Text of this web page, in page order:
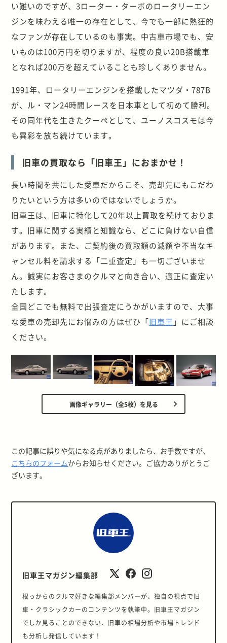
い難いのですが、3ローター・ターボのロータリーエン
ジンを味わえる唯一の存在として、今でも一部に熱狂的
なファンが存在しているのも事実。中古車市場でも、安
いものは100万円を切りますが、程度の良い20B搭載車
となれば200万を超えていることも珍しくありません。
1991年、ロータリーエンジンを搭載したマツダ・787B
が、ル・マン24時間レースを日本車として初めて勝利。
その同年代を生きたクーペとして、ユーノスコスモは今
も異彩を放ち続けています。
旧車の買取なら「旧車王」におまかせ！
長い時間を共にした愛車だからこそ、売却先にもこだわ
りたいという方は多いのではないでしょうか。
旧車王は、旧車に特化して20年以上買取を続けておりま
す。旧車に関する実績と知識なら、どこに負けない自信
があります。また、ご契約後の買取額の減額や不当なキ
ャンセル料を請求する「二重査定」も一切ございませ
ん。誠実にお客さまのクルマと向き合い、適正に査定い
たします。
全国どこでも無料で出張査定にうかがいますので、大事
な愛車の売却先にお悩みの方はぜひ「旧車王 」にご相談
ください。
画像ギャラリー（全5枚）を見る
この記事に誤りや気になる点がありましたら、お手数ですが、
こちらのフォームからお知らせください。ご協力ありがとうご
ざいます。
旧車王マガジン編集部
根っからのクルマ好きな編集部メンバーが、独自の視点で旧
車・クラシックカーのコンテンツを執筆中。旧車王マガジン
でしか見ることのできない、旧車の相場分析や市場トレンド
も分析し発信しています！